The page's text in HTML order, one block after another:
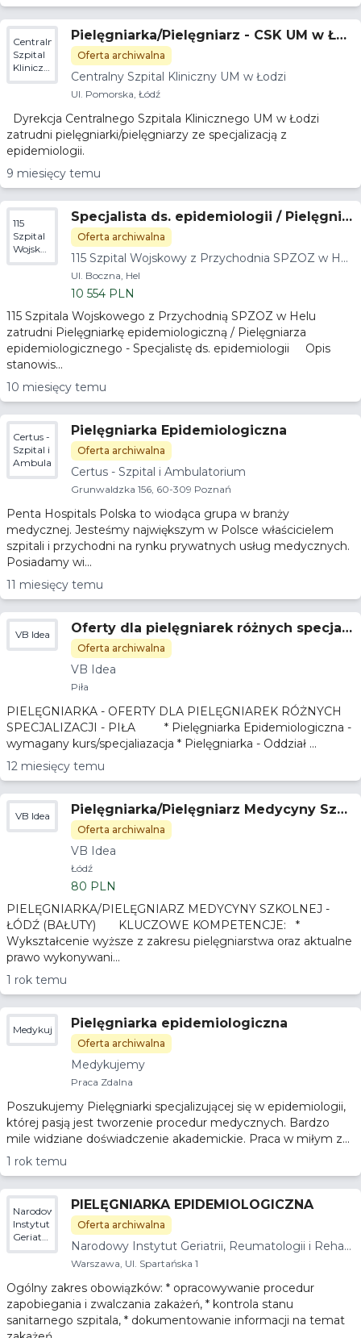
Centralny
Szpital
Kliniczny
UM w
Pielęgniarka/Pielęgniarz - CSK UM w Łod
ziOferta archiwalna
Centralny Szpital Kliniczny UM w Łodzi
Ul. Pomorska, Łódź
zatrudni pielęgniarki/pielęgniarzy ze specjalizacją z
epidemiologii.
9 miesięcy temu
115
Szpital
Wojskowy
z
Przychodnia
Specjalista ds. epidemiologii / Pielęgnia
rka epidemiologiczna
Oferta archiwalna
115 Szpital Wojskowy z Przychodnia SPZOZ w Hel
u
Ul. Boczna, Hel
10 554 PLN
115 Szpitala Wojskowego z Przychodnią SPZOZ w Helu
zatrudni Pielęgniarkę epidemiologiczną / Pielęgniarza
epidemiologicznego - Specjalistę ds. epidemiologii Opis
stanowis...
10 miesięcy temu
Certus -
Szpital i
Ambulatorium
Pielęgniarka Epidemiologiczna
Oferta archiwalna
Certus - Szpital i Ambulatorium
Grunwaldzka 156, 60-309 Poznań
Penta Hospitals Polska to wiodąca grupa w branży
medycznej. Jesteśmy największym w Polsce właścicielem
szpitali i przychodni na rynku prywatnych usług medycznych.
Posiadamy wi...
11 miesięcy temu
VB Idea
Oferty dla pielęgniarek różnych specjali
zacji - Piła
Oferta archiwalna
VB Idea
Piła
PIELĘGNIARKA - OFERTY DLA PIELĘGNIAREK RÓŻNYCH
SPECJALIZACJI - PIŁA * Pielęgniarka Epidemiologiczna -
wymagany kurs/specjaliazacja * Pielęgniarka - Oddział ...
12 miesięcy temu
VB Idea
Pielęgniarka/Pielęgniarz Medycyny Szko
lnej - Łódź (Bałuty)
Oferta archiwalna
VB Idea
Łódź
80 PLN
PIELĘGNIARKA/PIELĘGNIARZ MEDYCYNY SZKOLNEJ -
ŁÓDŹ (BAŁUTY) KLUCZOWE KOMPETENCJE: *
Wykształcenie wyższe z zakresu pielęgniarstwa oraz aktualne
prawo wykonywani...
1 rok temu
MedykujemyPielęgniarka epidemiologiczna
Oferta archiwalna
Medykujemy
Praca Zdalna
Poszukujemy Pielęgniarki specjalizującej się w epidemiologii,
której pasją jest tworzenie procedur medycznych. Bardzo
mile widziane doświadczenie akademickie. Praca w miłym z...
1 rok temu
Narodowy
Instytut
Geriatrii,
Reumatologii
PIELĘGNIARKA EPIDEMIOLOGICZNA
Oferta archiwalna
Narodowy Instytut Geriatrii, Reumatologii i Rehabi
litacji
Warszawa, Ul. Spartańska 1
Ogólny zakres obowiązków: * opracowywanie procedur
zapobiegania i zwalczania zakażeń, * kontrola stanu
sanitarnego szpitala, * dokumentowanie informacji na temat